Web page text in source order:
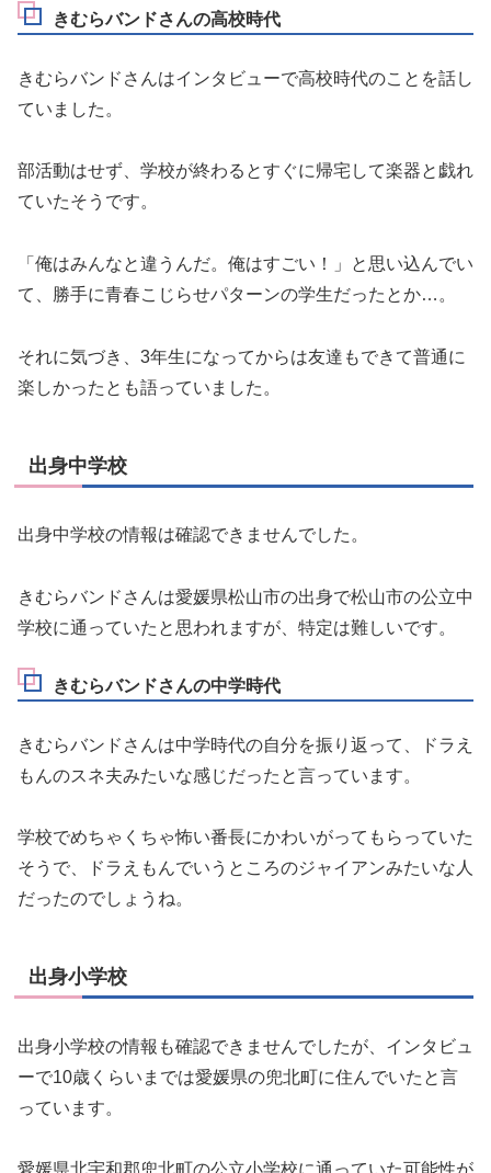
きむらバンドさんの高校時代
きむらバンドさんはインタビューで高校時代のことを話し
ていました。
部活動はせず、学校が終わるとすぐに帰宅して楽器と戯れ
ていたそうです。
「俺はみんなと違うんだ。俺はすごい！」と思い込んでい
て、勝手に青春こじらせパターンの学生だったとか…。
それに気づき、3年生になってからは友達もできて普通に
楽しかったとも語っていました。
出身中学校
出身中学校の情報は確認できませんでした。
きむらバンドさんは愛媛県松山市の出身で松山市の公立中
学校に通っていたと思われますが、特定は難しいです。
きむらバンドさんの中学時代
きむらバンドさんは中学時代の自分を振り返って、ドラえ
もんのスネ夫みたいな感じだったと言っています。
学校でめちゃくちゃ怖い番長にかわいがってもらっていた
そうで、ドラえもんでいうところのジャイアンみたいな人
だったのでしょうね。
出身小学校
出身小学校の情報も確認できませんでしたが、インタビュ
ーで10歳くらいまでは愛媛県の兜北町に住んでいたと言
っています。